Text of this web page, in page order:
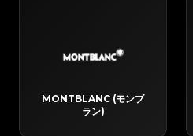
MONTBLANC (モンブ
ラン)